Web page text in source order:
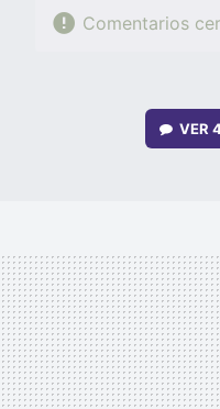
Comentarios
VER